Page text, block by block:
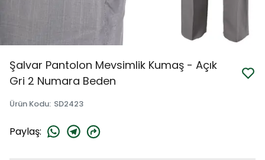
Şalvar Pantolon Mevsimlik Kumaş - Açık
Gri 2 Numara Beden
Ürün Kodu: SD2423
Paylaş: